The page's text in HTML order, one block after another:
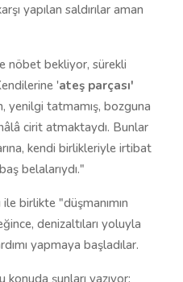
yapılan saldırılar aman
nöbet bekliyor, sürekli
'ateş parçası'
yenilgi tatmamış, bozguna
cirit atmaktaydı. Bunlar
kendi birlikleriyle irtibat
belalarıydı."
birlikte "düşmanımın
denizaltıları yoluyla
yapmaya başladılar.
konuda şunları yazıyor;